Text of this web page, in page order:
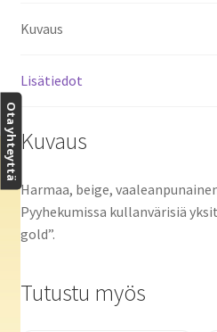
Kuvaus
Lisätiedot
Kuvaus
Harmaa, beige,
Pyyhekumissa kullanvärisiä
gold”.
Tutustu myös
Ota yhteyttä